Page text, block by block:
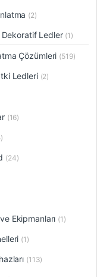
(2)
Dekoratif Ledler (1)
Çözümleri (519)
Ledleri (2)
(16)
(24)
Ekipmanları (1)
(1)
(113)